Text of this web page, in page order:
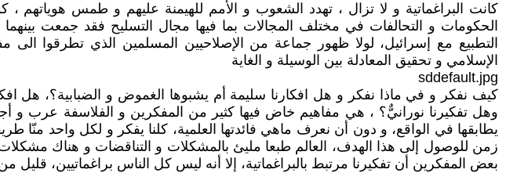
كانت البراغماتية و لا تزال ، تهدد الشعوب و الأمم للهيمنة عليهم و طمس هوياتهم ،
الحكومات و التحالفات في مختلف المجالات بما فيها مجال التسليح فقد جمعت
التطبيع مع إسرائيل، لولا ظهور جماعة من الإصلاحيين المسلمين الذي تطرقوا
الإسلامي و تحقيق المعادلة بين الوسيلة و الغاية​
sddefault.jpg
كيف نفكر و في ماذا نفكر و هل افكارنا سليمة أم يشبوها الغموض و الضبابية؟، هل
وهل تفكيرنا نورانيٌّ؟ ، هي مفاهيم خاض فيها كثير من المفكرين و الفلاسفة عرب
يطابقها في الواقع، و دون أن نعرف ماهي فائدتها العلمية، كلنا يفكر و لكل واحد
زمن للوصول إلى هذا الهدف، العالم طبعا مليئ بالمشكلات و التناقضات و هناك
بعض المفكرين أن تفكيرنا مرتبط بالبراغماتية، إلا أنه ليس كل الناس براغماتيين،